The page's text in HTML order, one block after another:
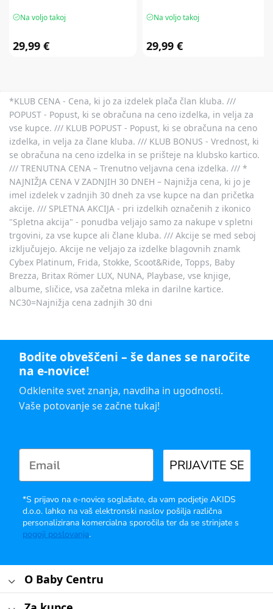
Na voljo takoj
29,99 €
Na voljo takoj
29,99 €
*KLUB CENA - Cena, ki jo za izdelek plača član kluba. ///
POPUST - Popust, ki se obračuna na ceno izdelka, in velja za
vse kupce. /// KLUB POPUST - Popust, ki se obračuna na ceno
izdelka, in velja za člane kluba. /// KLUB BONUS - Vrednost, ki
se obračuna na ceno izdelka in se prišteje na klubsko kartico.
/// TRENUTNA CENA – Trenutno veljavna cena izdelka. /// *
NAJNIŽJA CENA V ZADNJIH 30 DNEH – Najnižja cena, ki jo je
imel izdelek v zadnjih 30 dneh za vse kupce na dan pričetka
akcije. /// SPLETNA AKCIJA - pri izdelkih označenih z ikonico
"Spletna akcija" - ponudba veljajo samo za nakupe v spletni
trgovini, za vse kupce ali člane kluba. /// Akcije se med seboj
izključujejo. Akcije ne veljajo za izdelke blagovnih znamk
Cybex Platinum, Frida, Stokke, Scoot&Ride, Topps, Baby
Brezza, Britax Römer LUX, NUNA, Playbase, vse knjige,
albume, sličice, vsa začetna mleka in darilne kartice.
NC30=Najnižja cena zadnjih 30 dni
Bodite obveščeni – še danes se naročite
na e-novice!
Odklenite svet znanja, navdiha in ugodnosti.
Vaše potovanje se začne tukaj!
PRIJAVITE SE
*S prijavo na e-novice soglašate, da vam podjetje AKIDS
d.o.o. lahko na vaš elektronski naslov pošilja različna
personalizirana komercialna sporočila ter da se strinjate s
pogoji poslovanja.
O Baby Centru